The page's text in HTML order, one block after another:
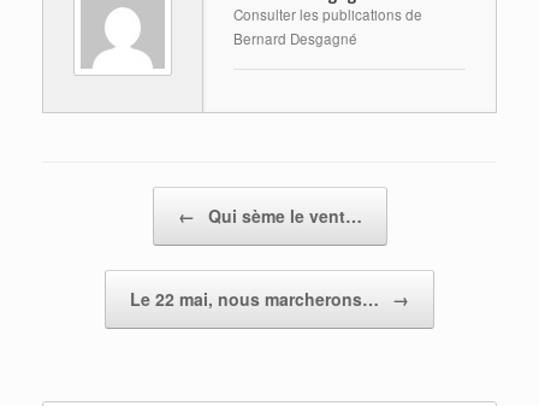
Consulter les publications de
Bernard Desgagné
← Qui sème le vent…
Le 22 mai, nous marcherons… →